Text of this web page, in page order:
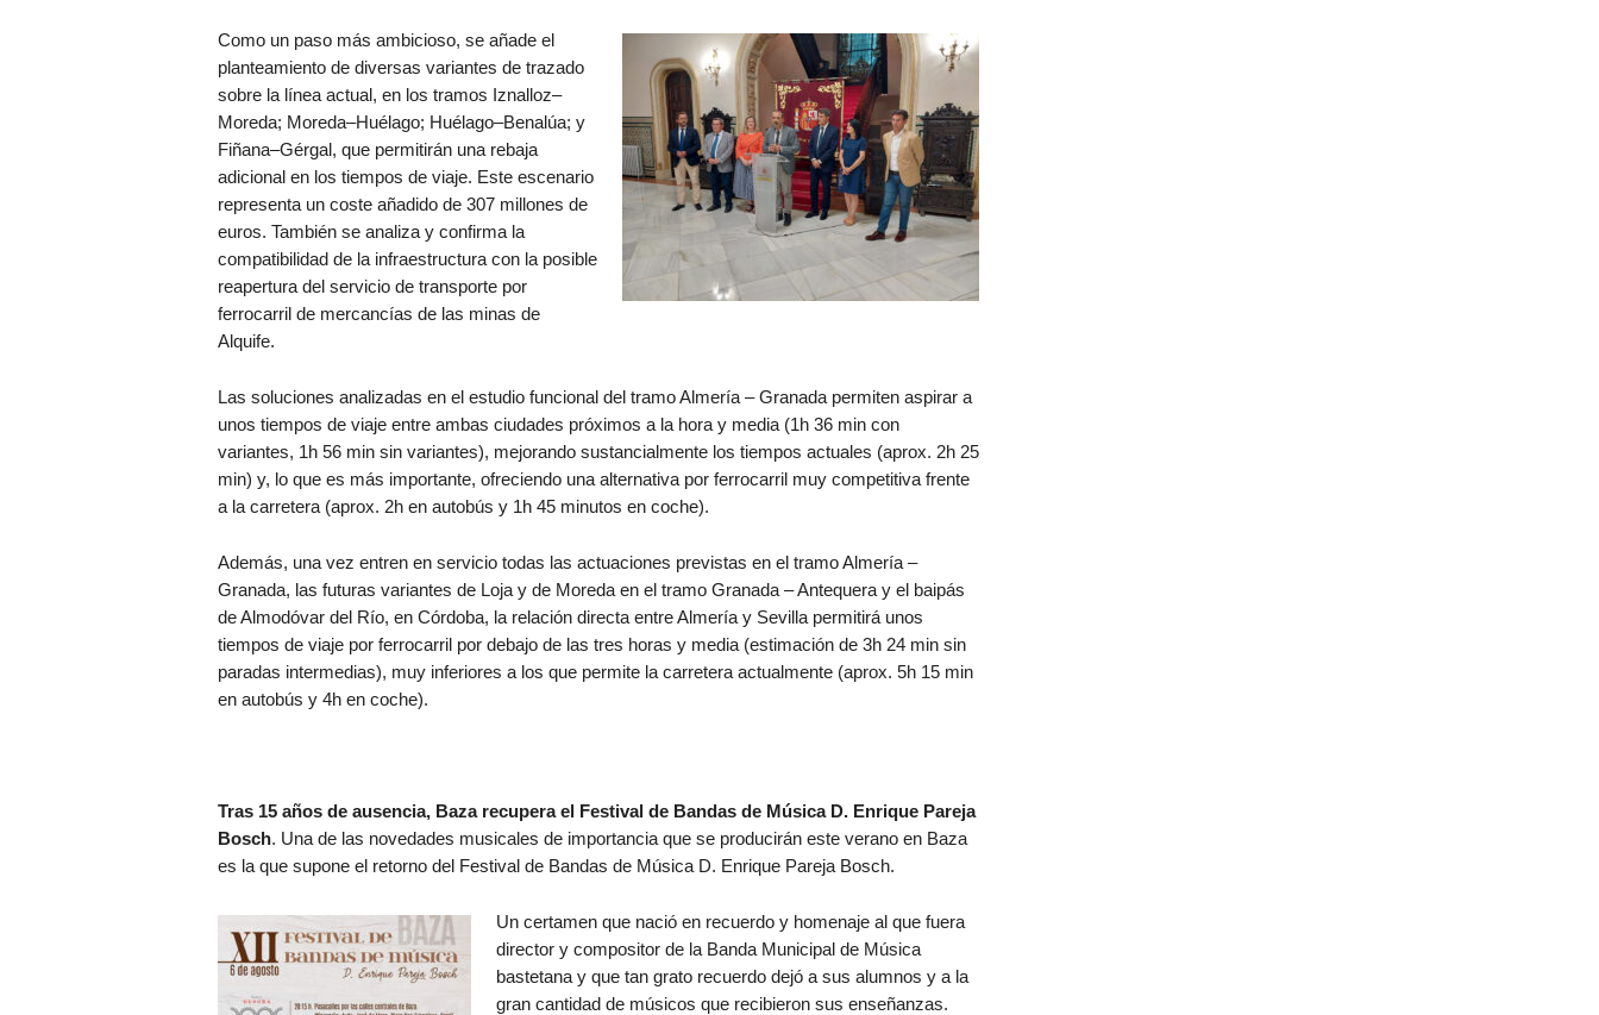
Como un paso más ambicioso, se añade el
planteamiento de diversas variantes de trazado
sobre la línea actual, en los tramos Iznalloz–
Moreda; Moreda–Huélago; Huélago–Benalúa; y
Fiñana–Gérgal, que permitirán una rebaja
adicional en los tiempos de viaje. Este escenario
representa un coste añadido de 307 millones de
euros. También se analiza y confirma la
compatibilidad de la infraestructura con la posible
reapertura del servicio de transporte por
ferrocarril de mercancías de las minas de
Alquife.
Las soluciones analizadas en el estudio funcional del tramo Almería – Granada permiten aspirar a
unos tiempos de viaje entre ambas ciudades próximos a la hora y media (1h 36 min con
variantes, 1h 56 min sin variantes), mejorando sustancialmente los tiempos actuales (aprox. 2h 25
min) y, lo que es más importante, ofreciendo una alternativa por ferrocarril muy competitiva frente
a la carretera (aprox. 2h en autobús y 1h 45 minutos en coche).
Además, una vez entren en servicio todas las actuaciones previstas en el tramo Almería –
Granada, las futuras variantes de Loja y de Moreda en el tramo Granada – Antequera y el baipás
de Almodóvar del Río, en Córdoba, la relación directa entre Almería y Sevilla permitirá unos
tiempos de viaje por ferrocarril por debajo de las tres horas y media (estimación de 3h 24 min sin
paradas intermedias), muy inferiores a los que permite la carretera actualmente (aprox. 5h 15 min
en autobús y 4h en coche).
Tras 15 años de ausencia, Baza recupera el Festival de Bandas de Música D. Enrique Pareja
Bosch. Una de las novedades musicales de importancia que se producirán este verano en Baza
es la que supone el retorno del Festival de Bandas de Música D. Enrique Pareja Bosch.
Un certamen que nació en recuerdo y homenaje al que fuera
director y compositor de la Banda Municipal de Música
bastetana y que tan grato recuerdo dejó a sus alumnos y a la
gran cantidad de músicos que recibieron sus enseñanzas.